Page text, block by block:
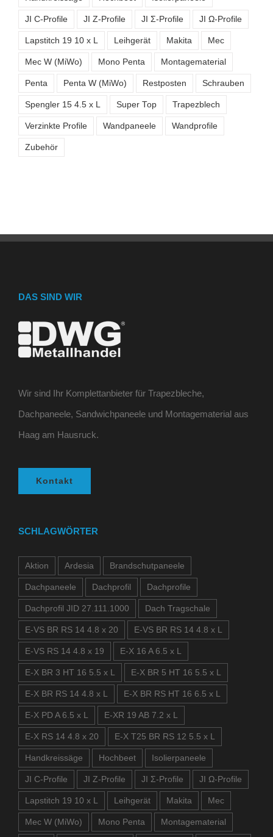
JI C-Profile JI Z-Profile JI Σ-Profile JI Ω-Profile
Lapstitch 19 10 x L Leihgerät Makita Mec
Mec W (MiWo) Mono Penta Montagematerial
Penta Penta W (MiWo) Restposten Schrauben
Spengler 15 4.5 x L Super Top Trapezblech
Verzinkte Profile Wandpaneele Wandprofile
Zubehör
DAS SIND WIR
Wir sind Ihr Komplettanbieter für Trapezbleche,
Dachpaneele, Sandwichpaneele und Montagematerial aus
Haag am Hausruck.
Kontakt
SCHLAGWÖRTER
Aktion Ardesia Brandschutpaneele
Dachpaneele Dachprofil Dachprofile
Dachprofil JID 27.111.1000 Dach Tragschale
E-VS BR RS 14 4.8 x 20 E-VS BR RS 14 4.8 x L
E-VS RS 14 4.8 x 19 E-X 16 A 6.5 x L
E-X BR 3 HT 16 5.5 x L E-X BR 5 HT 16 5.5 x L
E-X BR RS 14 4.8 x L E-X BR RS HT 16 6.5 x L
E-X PD A 6.5 x L E-XR 19 AB 7.2 x L
E-X RS 14 4.8 x 20 E-X T25 BR RS 12 5.5 x L
Handkreissäge Hochbeet Isolierpaneele
JI C-Profile JI Z-Profile JI Σ-Profile JI Ω-Profile
Lapstitch 19 10 x L Leihgerät Makita Mec
Mec W (MiWo) Mono Penta Montagematerial